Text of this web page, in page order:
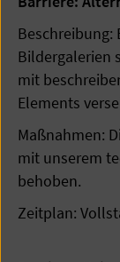
Beschreibung:
Bildergalerien
mit
Elements
Maßnahmen:
mit unserem
behoben.
Zeitplan: